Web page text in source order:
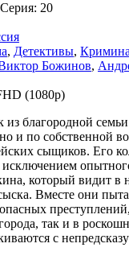
Серия: 20
, Детективы,
Божинов,
(1080p)
благородной
и по собственной
сыщиков. Его
исключением
который видит в
Вместе они
так и в
с